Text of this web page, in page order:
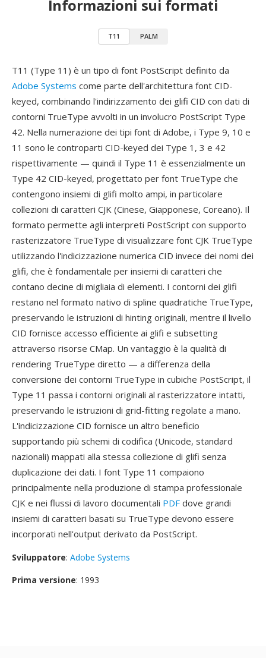
Informazioni sui formati
T11 PALM
T11 (Type 11) è un tipo di font PostScript definito da
Adobe Systems come parte dell'architettura font CID-
keyed, combinando l'indirizzamento dei glifi CID con dati di
contorni TrueType avvolti in un involucro PostScript Type
42. Nella numerazione dei tipi font di Adobe, i Type 9, 10 e
11 sono le controparti CID-keyed dei Type 1, 3 e 42
rispettivamente — quindi il Type 11 è essenzialmente un
Type 42 CID-keyed, progettato per font TrueType che
contengono insiemi di glifi molto ampi, in particolare
collezioni di caratteri CJK (Cinese, Giapponese, Coreano). Il
formato permette agli interpreti PostScript con supporto
rasterizzatore TrueType di visualizzare font CJK TrueType
utilizzando l'indicizzazione numerica CID invece dei nomi dei
glifi, che è fondamentale per insiemi di caratteri che
contano decine di migliaia di elementi. I contorni dei glifi
restano nel formato nativo di spline quadratiche TrueType,
preservando le istruzioni di hinting originali, mentre il livello
CID fornisce accesso efficiente ai glifi e subsetting
attraverso risorse CMap. Un vantaggio è la qualità di
rendering TrueType diretto — a differenza della
conversione dei contorni TrueType in cubiche PostScript, il
Type 11 passa i contorni originali al rasterizzatore intatti,
preservando le istruzioni di grid-fitting regolate a mano.
L'indicizzazione CID fornisce un altro beneficio
supportando più schemi di codifica (Unicode, standard
nazionali) mappati alla stessa collezione di glifi senza
duplicazione dei dati. I font Type 11 compaiono
principalmente nella produzione di stampa professionale
CJK e nei flussi di lavoro documentali PDF dove grandi
insiemi di caratteri basati su TrueType devono essere
incorporati nell'output derivato da PostScript.
Sviluppatore: Adobe Systems
Prima versione: 1993